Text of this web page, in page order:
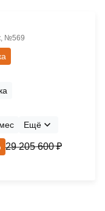
№569
Ещё
29 205 600 ₽